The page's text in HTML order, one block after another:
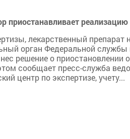
приостанавливает
лекарственный
орган Федеральной
решение о приостановлении
сообщает пресс-служба
центр по экспертизе, учету...